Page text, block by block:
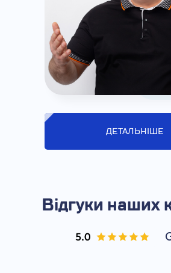
ДЕТАЛЬНІШЕ
Відгуки наших